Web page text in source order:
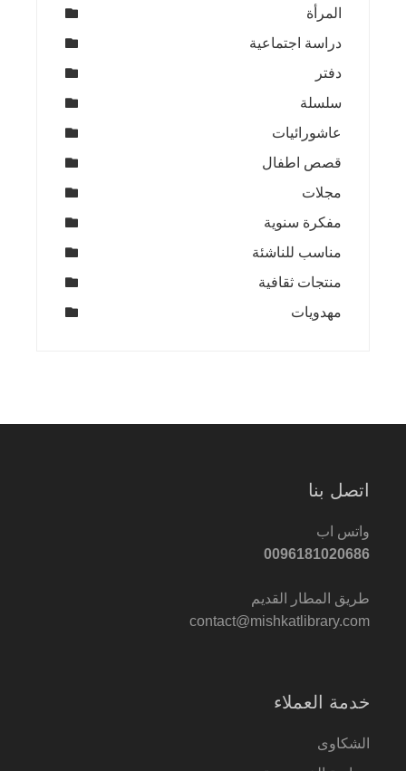
المرأة
دراسة اجتماعية
دفتر
سلسلة
عاشورائيات
قصص اطفال
مجلات
مفكرة سنوية
مناسب للناشئة
منتجات ثقافية
مهدويات
اتصل بنا
واتس اب
0096181020686
طريق المطار القديم
contact@mishkatlibrary.com
خدمة العملاء
الشكاوى